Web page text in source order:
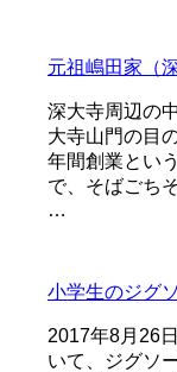
元祖嶋田家（
深大寺周辺の
大寺山門の目
年間創業とい
で、そばごち
…
小学生のジグ
2017年8月26
いて、ジグソ